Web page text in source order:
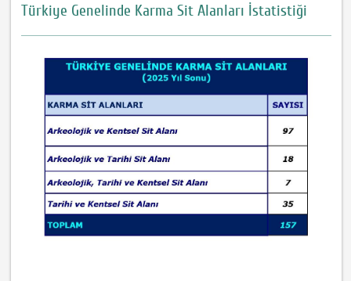
Türkiye Genelinde Karma Sit Alanları İstatistiği